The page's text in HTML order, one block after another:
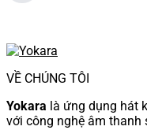
VỀ CHÚNG TÔI
Yokara là ứng dụng hát
với công nghệ âm thanh